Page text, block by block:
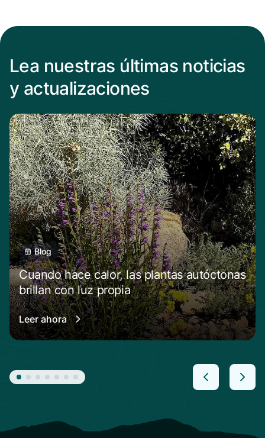
Lea nuestras últimas noticias
y actualizaciones
Blog
Cuando hace calor, las plantas autóctonas
brillan con luz propia
Leer ahora